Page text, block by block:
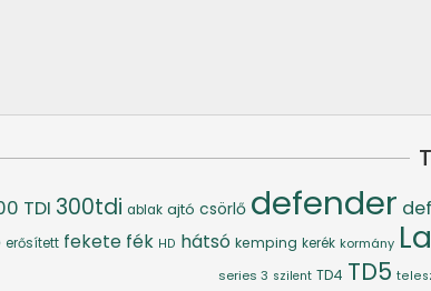
TDI 300tdi ablak ajtó csörlő defender
erősített fekete fék HD hátsó kemping kerék kormány
series 3 szilent TD4 TD5